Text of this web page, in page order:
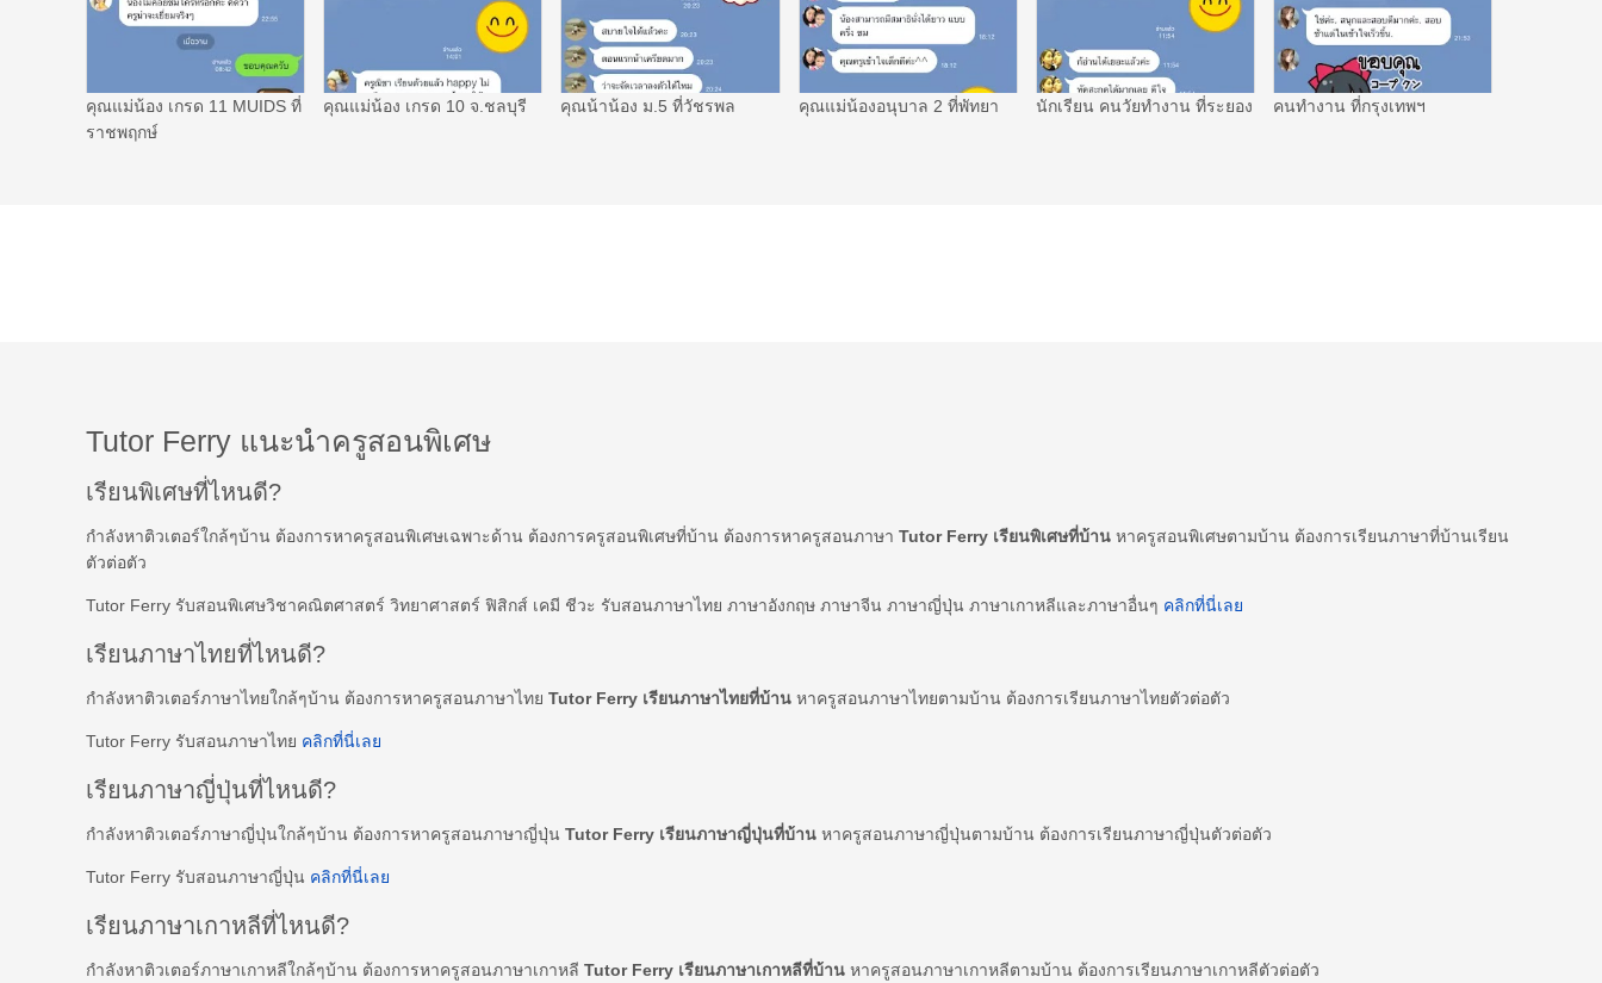
คุณแม่น้อง เกรด 11 MUIDS ที่
ราชพฤกษ์
คุณแม่น้อง เกรด 10 จ.ชลบุรี คุณน้าน้อง ม.5 ที่วัชรพล คุณแม่น้องอนุบาล 2 ที่พัทยา นักเรียน คนวัยทำงาน ที่ระยอง คนทำงาน ที่กรุงเทพฯ
Tutor Ferry แนะนำครูสอนพิเศษ
เรียนพิเศษที่ไหนดี?
กำลังหาติวเตอร์ใกล้ๆบ้าน ต้องการหาครูสอนพิเศษเฉพาะด้าน ต้องการครูสอนพิเศษที่บ้าน ต้องการหาครูสอนภาษา Tutor Ferry เรียนพิเศษที่บ้าน หาครูสอนพิเศษตามบ้าน ต้องการเรียนภาษาที่บ้านเรียน
ตัวต่อตัว
Tutor Ferry รับสอนพิเศษวิชาคณิตศาสตร์ วิทยาศาสตร์ ฟิสิกส์ เคมี ชีวะ รับสอนภาษาไทย ภาษาอังกฤษ ภาษาจีน ภาษาญี่ปุ่น ภาษาเกาหลีและภาษาอื่นๆ คลิกที่นี่เลย
เรียนภาษาไทยที่ไหนดี?
กำลังหาติวเตอร์ภาษาไทยใกล้ๆบ้าน ต้องการหาครูสอนภาษาไทย Tutor Ferry เรียนภาษาไทยที่บ้าน หาครูสอนภาษาไทยตามบ้าน ต้องการเรียนภาษาไทยตัวต่อตัว
Tutor Ferry รับสอนภาษาไทย คลิกที่นี่เลย
เรียนภาษาญี่ปุ่นที่ไหนดี?
กำลังหาติวเตอร์ภาษาญี่ปุ่นใกล้ๆบ้าน ต้องการหาครูสอนภาษาญี่ปุ่น Tutor Ferry เรียนภาษาญี่ปุ่นที่บ้าน หาครูสอนภาษาญี่ปุ่นตามบ้าน ต้องการเรียนภาษาญี่ปุ่นตัวต่อตัว
Tutor Ferry รับสอนภาษาญี่ปุ่น คลิกที่นี่เลย
เรียนภาษาเกาหลีที่ไหนดี?
กำลังหาติวเตอร์ภาษาเกาหลีใกล้ๆบ้าน ต้องการหาครูสอนภาษาเกาหลี Tutor Ferry เรียนภาษาเกาหลีที่บ้าน หาครูสอนภาษาเกาหลีตามบ้าน ต้องการเรียนภาษาเกาหลีตัวต่อตัว